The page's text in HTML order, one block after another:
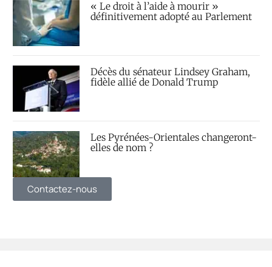
« Le droit à l’aide à mourir »
définitivement adopté au Parlement
Décès du sénateur Lindsey Graham,
fidèle allié de Donald Trump
Les Pyrénées-Orientales changeront-
elles de nom ?
Contactez-nous